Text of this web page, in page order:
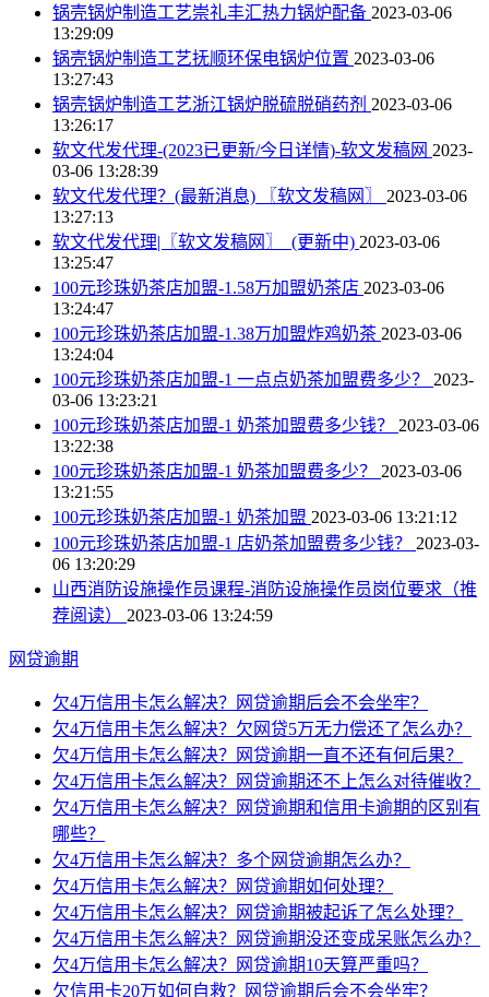
锅壳锅炉制造工艺崇礼丰汇热力锅炉配备 2023-03-06
13:29:09
锅壳锅炉制造工艺抚顺环保电锅炉位置 2023-03-06
13:27:43
锅壳锅炉制造工艺浙江锅炉脱硫脱硝药剂 2023-03-06
13:26:17
软文代发代理-(2023已更新/今日详情)-软文发稿网 2023-
03-06 13:28:39
软文代发代理？(最新消息) 〖软文发稿网〗 2023-03-06
13:27:13
软文代发代理|〖软文发稿网〗_(更新中) 2023-03-06
13:25:47
100元珍珠奶茶店加盟-1.58万加盟奶茶店 2023-03-06
13:24:47
100元珍珠奶茶店加盟-1.38万加盟炸鸡奶茶 2023-03-06
13:24:04
100元珍珠奶茶店加盟-1 一点点奶茶加盟费多少？ 2023-
03-06 13:23:21
100元珍珠奶茶店加盟-1 奶茶加盟费多少钱？ 2023-03-06
13:22:38
100元珍珠奶茶店加盟-1 奶茶加盟费多少？ 2023-03-06
13:21:55
100元珍珠奶茶店加盟-1 奶茶加盟 2023-03-06 13:21:12
100元珍珠奶茶店加盟-1 店奶茶加盟费多少钱？ 2023-03-
06 13:20:29
山西消防设施操作员课程-消防设施操作员岗位要求（推
荐阅读） 2023-03-06 13:24:59
网贷逾期
欠4万信用卡怎么解决？网贷逾期后会不会坐牢？
欠4万信用卡怎么解决？欠网贷5万无力偿还了怎么办？
欠4万信用卡怎么解决？网贷逾期一直不还有何后果？
欠4万信用卡怎么解决？网贷逾期还不上怎么对待催收？
欠4万信用卡怎么解决？网贷逾期和信用卡逾期的区别有
哪些？
欠4万信用卡怎么解决？多个网贷逾期怎么办？
欠4万信用卡怎么解决？网贷逾期如何处理？
欠4万信用卡怎么解决？网贷逾期被起诉了怎么处理？
欠4万信用卡怎么解决？网贷逾期没还变成呆账怎么办？
欠4万信用卡怎么解决？网贷逾期10天算严重吗？
欠信用卡20万如何自救？网贷逾期后会不会坐牢？